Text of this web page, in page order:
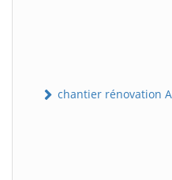
chantier rénovation